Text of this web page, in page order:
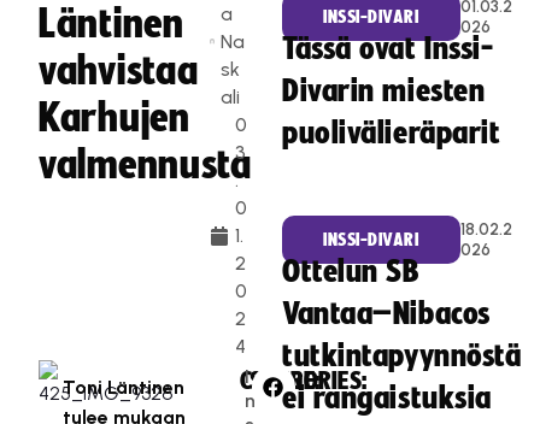
Läntinen
vahvistaa
Karhujen
valmennusta
a
Na
sk
ali
0
3
.
0
1.
2
0
2
4
Toni Läntinen
tulee mukaan
CATEGORIES:
I
n
SHARE:
INSSI-DIVARI
01.03.2
026
Tässä ovat Inssi-
Divarin miesten
puolivälieräparit
INSSI-DIVARI
18.02.2
026
Ottelun SB
Vantaa–Nibacos
tutkintapyynnöstä
ei rangaistuksia